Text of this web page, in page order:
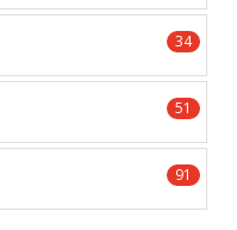
34
51
91